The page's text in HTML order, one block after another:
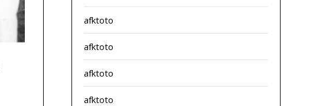
afktoto
afktoto
afktoto
afktoto